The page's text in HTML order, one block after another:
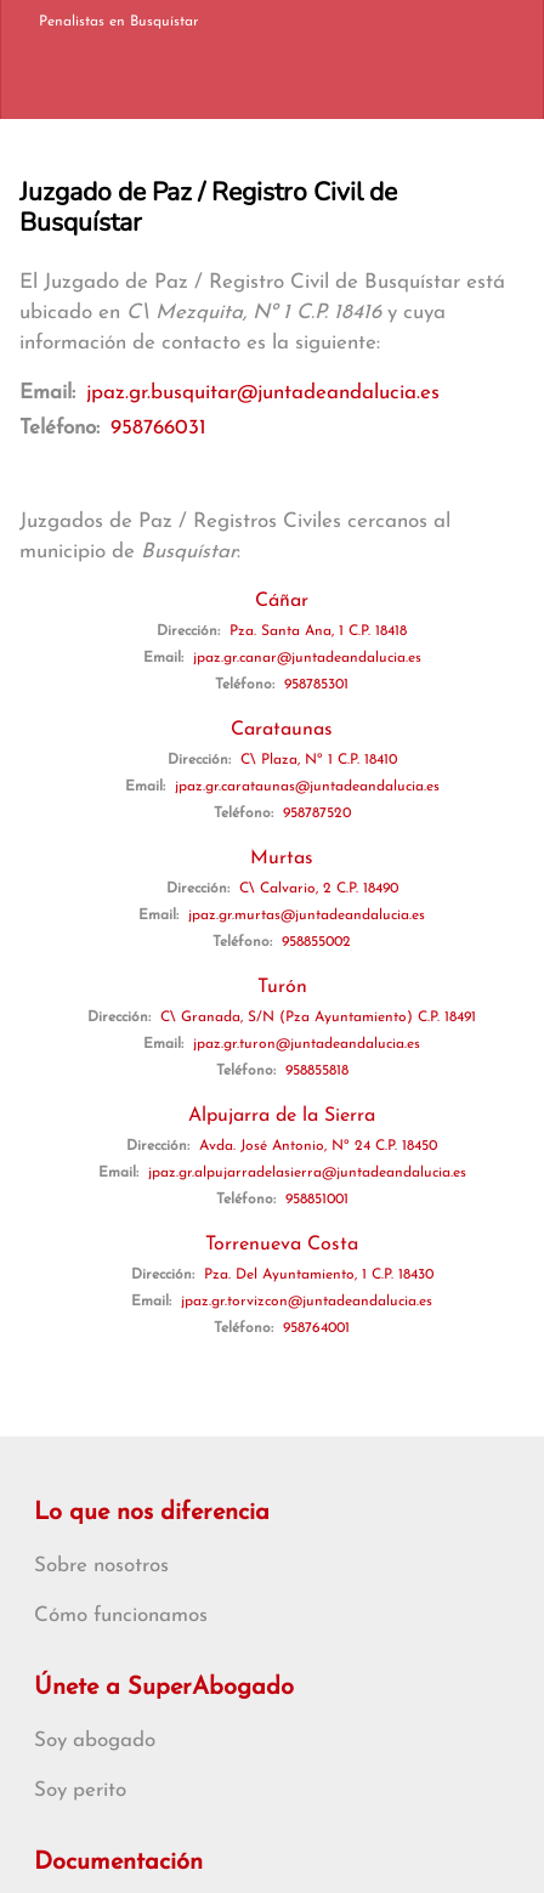
Penalistas en Busquístar
Juzgado de Paz / Registro Civil de
Busquístar
El Juzgado de Paz / Registro Civil de Busquístar está
ubicado en C\ Mezquita, Nº 1 C.P. 18416y cuya
información de contacto es la siguiente:
Email: jpaz.gr.busquitar@juntadeandalucia.es
Teléfono: 958766031
Juzgados de Paz / Registros Civiles cercanos al
municipio de Busquístar:
Cáñar
Dirección:
Pza. Santa Ana, 1 C.P. 18418
Email:
jpaz.gr.canar@juntadeandalucia.es
Teléfono:
958785301
Carataunas
Dirección:
C\ Plaza, Nº 1 C.P. 18410
Email:
jpaz.gr.carataunas@juntadeandalucia.es
Teléfono:
958787520
Murtas
Dirección:
C\ Calvario, 2 C.P. 18490
Email:
jpaz.gr.murtas@juntadeandalucia.es
Teléfono:
958855002
Turón
Dirección:
C\ Granada, S/N (Pza Ayuntamiento) C.P. 18491
Email:
jpaz.gr.turon@juntadeandalucia.es
Teléfono:
958855818
Alpujarra de la Sierra
Dirección:
Avda. José Antonio, Nº 24 C.P. 18450
Email:
jpaz.gr.alpujarradelasierra@juntadeandalucia.es
Teléfono:
958851001
Torrenueva Costa
Dirección:
Pza. Del Ayuntamiento, 1 C.P. 18430
Email:
jpaz.gr.torvizcon@juntadeandalucia.es
Teléfono:
958764001
Lo que nos diferencia
Sobre nosotros
Cómo funcionamos
Únete a SuperAbogado
Soy abogado
Soy perito
Documentación